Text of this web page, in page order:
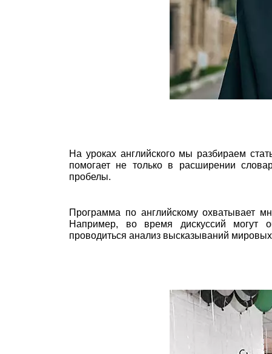
На уроках английского мы разбираем
помогает не только в расширении
пробелы.
Программа по английскому охватывает
Например, во время дискуссий могут
проводиться анализ высказываний